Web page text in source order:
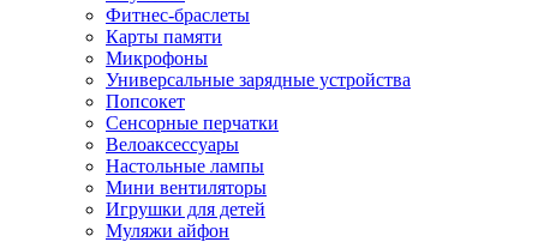
Фитнес-браслеты
Карты памяти
Микрофоны
Универсальные зарядные устройства
Попсокет
Сенсорные перчатки
Велоаксессуары
Настольные лампы
Мини вентиляторы
Игрушки для детей
Муляжи айфон